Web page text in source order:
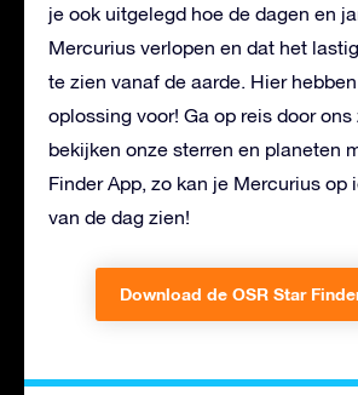
je ook uitgelegd hoe de dagen en
Mercurius verlopen en dat het
te zien vanaf de aarde. Hier
oplossing voor! Ga op reis door
bekijken onze sterren en planeten
Finder App, zo kan je Mercurius op
van de dag zien!
Download de OSR Star